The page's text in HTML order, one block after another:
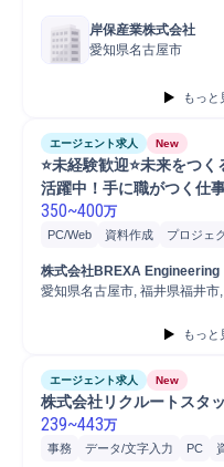
岸保産業株式会社
愛知県名古屋市
もっと
エージェント求人 New
⭐未経験歓迎⭐未来をつ
350~400万
PC/Web 資料作成 プロジェ
携帯電話/PC/PC周辺機器
株式会社BREXA Engineering
愛知県名古屋市, 福井県福井市
もっと
エージェント求人 New
239~443万
事務 データ/文字入力 PC